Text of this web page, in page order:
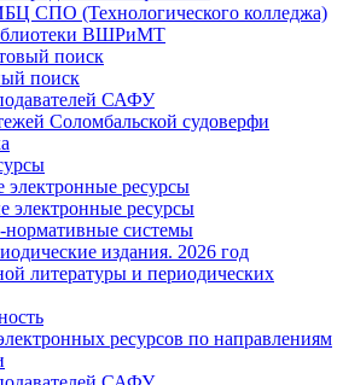
СПО (Технологического колледжа)
ВШРиМТ
поиск
поиск
САФУ
Соломбальской судоверфи
электронные ресурсы
электронные ресурсы
нормативные системы
издания. 2026 год
литературы и периодических
ресурсов по направлениям